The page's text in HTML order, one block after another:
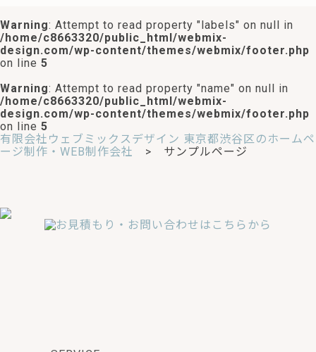
Warning: Attempt to read property "labels" on null in
/home/c8663320/public_html/webmix-
design.com/wp-content/themes/webmix/footer.php
on line 5
Warning: Attempt to read property "name" on null in
/home/c8663320/public_html/webmix-
design.com/wp-content/themes/webmix/footer.php
on line 5
有限会社ウェブミックスデザイン 東京都渋谷区のホームペ
ージ制作・WEB制作会社
> サンプルページ